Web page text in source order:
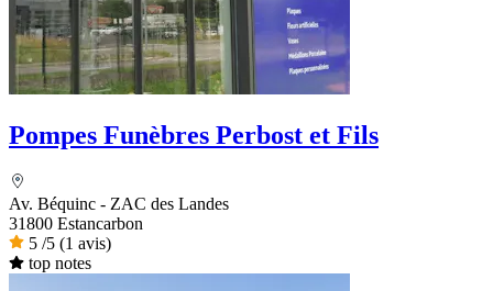
Pompes Funèbres Perbost et Fils
Av. Béquinc - ZAC des Landes
31800 Estancarbon
5 /5 (1 avis)
top notes